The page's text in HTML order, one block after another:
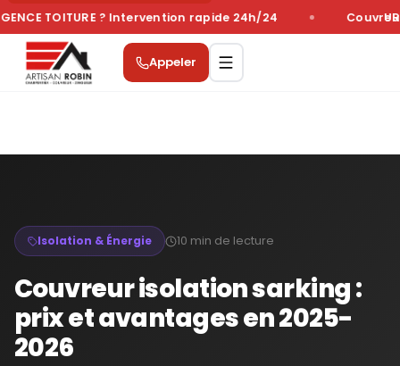
TOITURE ? Intervention rapide 24h/24
Appeler
Isolation & Énergie 10 min de lecture
Couvreur isolation sarking :
prix et avantages en 2025-
2026